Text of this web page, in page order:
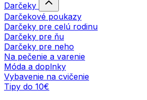
Darčeky
Darčekové poukazy
Darčeky pre celú rodinu
Darčeky pre ňu
Darčeky pre neho
Na pečenie a varenie
Móda a doplnky
Vybavenie na cvičenie
Tipy do 10€